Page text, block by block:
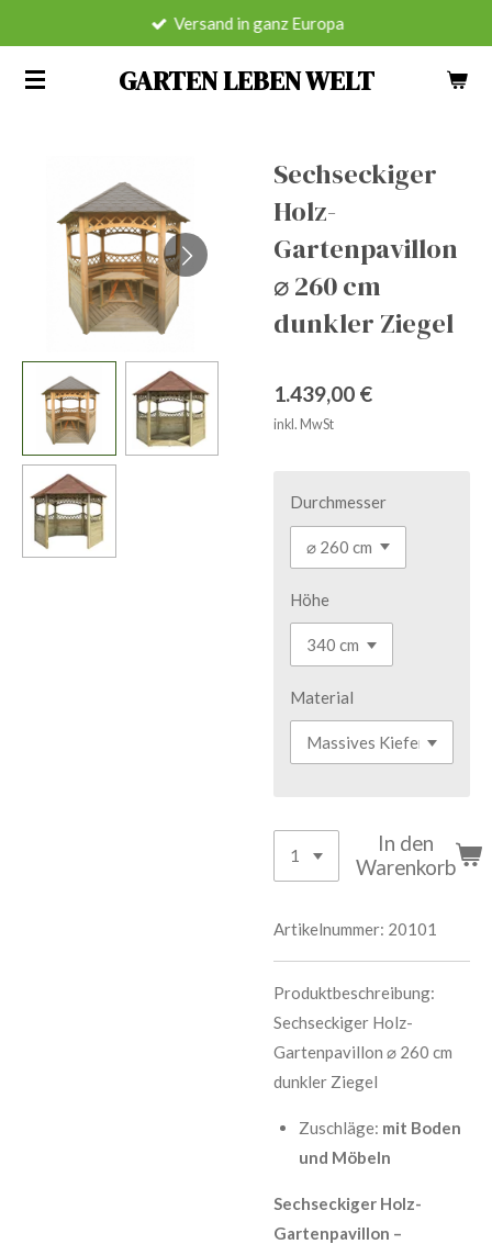
springen
GARTEN LEBEN WELT
Versand in ganz Europa
Sechseckiger
Holz-
Gartenpavillon
⌀ 260 cm
dunkler Ziegel
1.439,00 €
inkl. MwSt
Durchmesser
Höhe
Material
In den
Warenkorb
Artikelnummer: 20101
Produktbeschreibung:
Sechseckiger Holz-
Gartenpavillon ⌀ 260 cm
dunkler Ziegel
Zuschläge: mit Boden
und Möbeln
Sechseckiger Holz-
Gartenpavillon –